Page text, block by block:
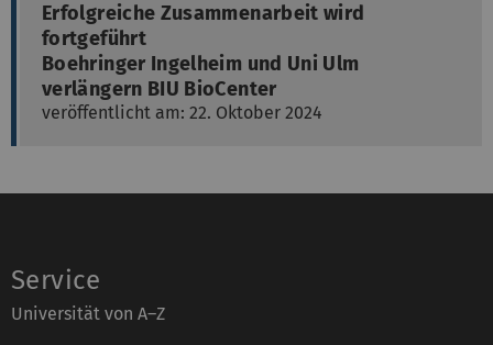
Erfolgreiche Zusammenarbeit wird
fortgeführt
Boehringer Ingelheim und Uni Ulm
verlängern BIU BioCenter
veröffentlicht am: 22. Oktober 2024
Service
Universität von A–Z